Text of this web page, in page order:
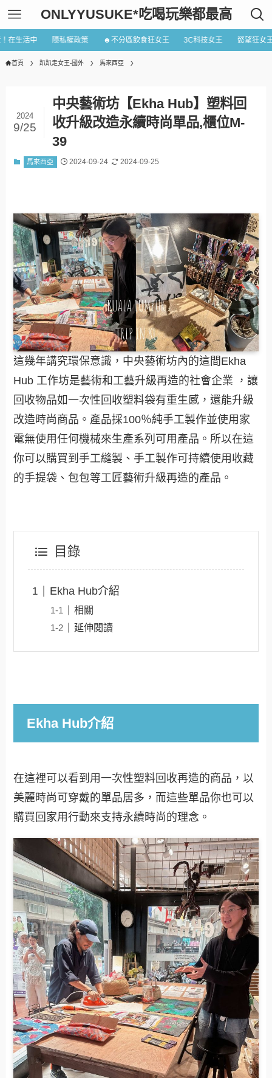
ONLYYUSUKE*吃喝玩樂都最高
在生活中 隱私權政策 ☻不分區飲食狂女王 3C科技女王 慾望狂女
首頁 趴趴走女王-國外 馬來西亞
中央藝術坊【Ekha Hub】塑料回
收升級改造永續時尚單品,櫃位M-
39
2024
9/25
馬來西亞 2024-09-24 2024-09-25
這幾年講究環保意識，中央藝術坊內的這間Ekha
Hub 工作坊是藝術和工藝升級再造的社會企業 ，讓
回收物品如一次性回收塑料袋有重生感，還能升級
改造時尚商品。產品採100％純手工製作並使用家
電無使用任何機械來生產系列可用產品。所以在這
你可以購買到手工縫製、手工製作可持續使用收藏
的手提袋、包包等工匠藝術升級再造的產品。
目錄
Ekha Hub介紹
相關
延伸閱讀
Ekha Hub介紹
在這裡可以看到用一次性塑料回收再造的商品，以
美麗時尚可穿戴的單品居多，而這些單品你也可以
購買回家用行動來支持永續時尚的理念。